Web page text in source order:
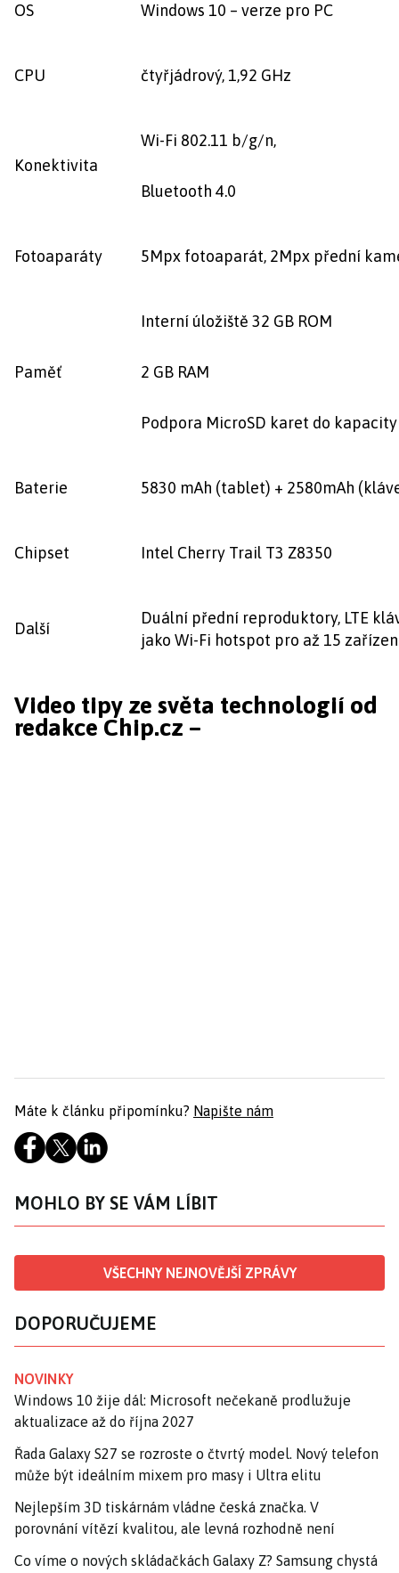
OS Windows 10 – verze pro PC
CPU čtyřjádrový, 1,92 GHz
Konektivita
Wi-Fi 802.11 b/g/n,
Bluetooth 4.0
Fotoaparáty 5Mpx fotoaparát, 2Mpx přední
Paměť
Interní úložiště 32 GB ROM
2 GB RAM
Podpora MicroSD karet do kapacity
Baterie 5830 mAh (tablet) + 2580mAh
Chipset Intel Cherry Trail T3 Z8350
Další
Duální přední reproduktory, LTE
jako Wi-Fi hotspot pro až 15
Video tipy ze světa technologií od
redakce Chip.cz –
Máte k článku připomínku? Napište nám
MOHLO BY SE VÁM LÍBIT
VŠECHNY NEJNOVĚJŠÍ ZPRÁVY
DOPORUČUJEME
NOVINKY
Windows 10 žije dál: Microsoft nečekaně prodlužuje
aktualizace až do října 2027
Řada Galaxy S27 se rozroste o čtvrtý model. Nový telefon
může být ideálním mixem pro masy i Ultra elitu
Nejlepším 3D tiskárnám vládne česká značka. V
porovnání vítězí kvalitou, ale levná rozhodně není
Co víme o nových skládačkách Galaxy Z? Samsung chystá